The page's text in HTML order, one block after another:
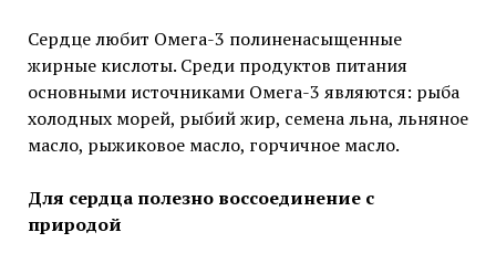
Сердце любит Омега-3 полиненасыщенные
жирные кислоты. Среди продуктов питания
основными источниками Омега-3 являются: рыба
холодных морей, рыбий жир, семена льна, льняное
масло, рыжиковое масло, горчичное масло.
Для сердца полезно воссоединение с
природой